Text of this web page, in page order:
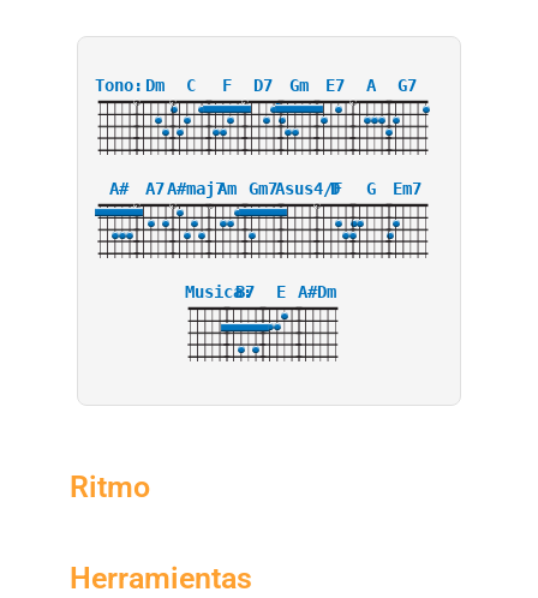
Tono: Dm
X
C
X
F D7
X
Gm
3
E7 A
X
G7
A# A7
X
A#maj7
X X
Am Gm7Asus4/F
D
X
G Em7
Musica:
B7 E A#Dm
Ritmo
Herramientas